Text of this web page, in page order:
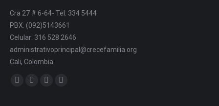
Cra 27 # 6-64- Tel: 334 5444
PBX: (092)5143661
Celular: 316 528 2646
administrativoprincipal@crecefamilia.org
Cali, Colombia
Find us on: